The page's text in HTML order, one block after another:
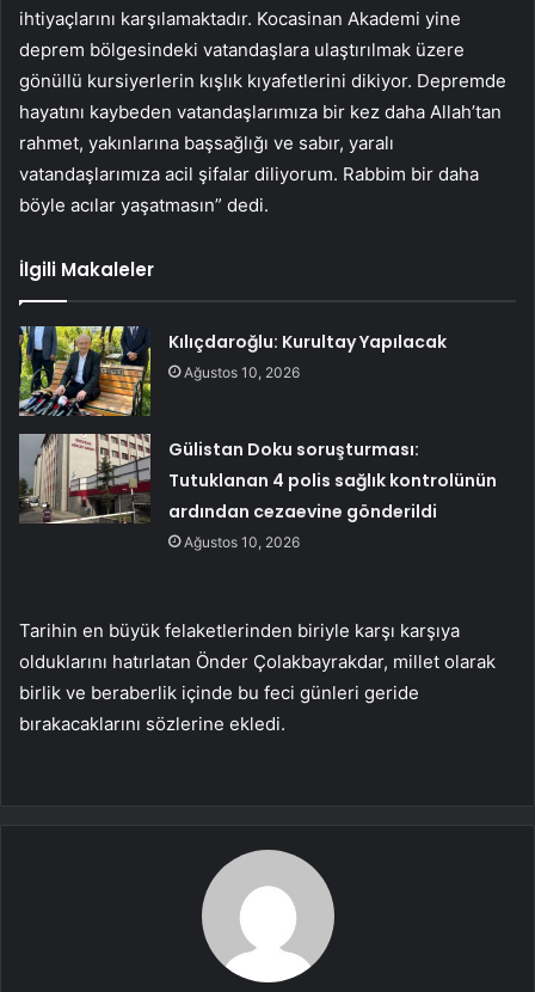
ihtiyaçlarını karşılamaktadır. Kocasinan Akademi yine
deprem bölgesindeki vatandaşlara ulaştırılmak üzere
gönüllü kursiyerlerin kışlık kıyafetlerini dikiyor. Depremde
hayatını kaybeden vatandaşlarımıza bir kez daha Allah’tan
rahmet, yakınlarına başsağlığı ve sabır, yaralı
vatandaşlarımıza acil şifalar diliyorum. Rabbim bir daha
böyle acılar yaşatmasın” dedi.
İlgili Makaleler
Kılıçdaroğlu: Kurultay Yapılacak
Ağustos 10, 2026
Gülistan Doku soruşturması:
Tutuklanan 4 polis sağlık kontrolünün
ardından cezaevine gönderildi
Ağustos 10, 2026
Tarihin en büyük felaketlerinden biriyle karşı karşıya
olduklarını hatırlatan Önder Çolakbayrakdar, millet olarak
birlik ve beraberlik içinde bu feci günleri geride
bırakacaklarını sözlerine ekledi.